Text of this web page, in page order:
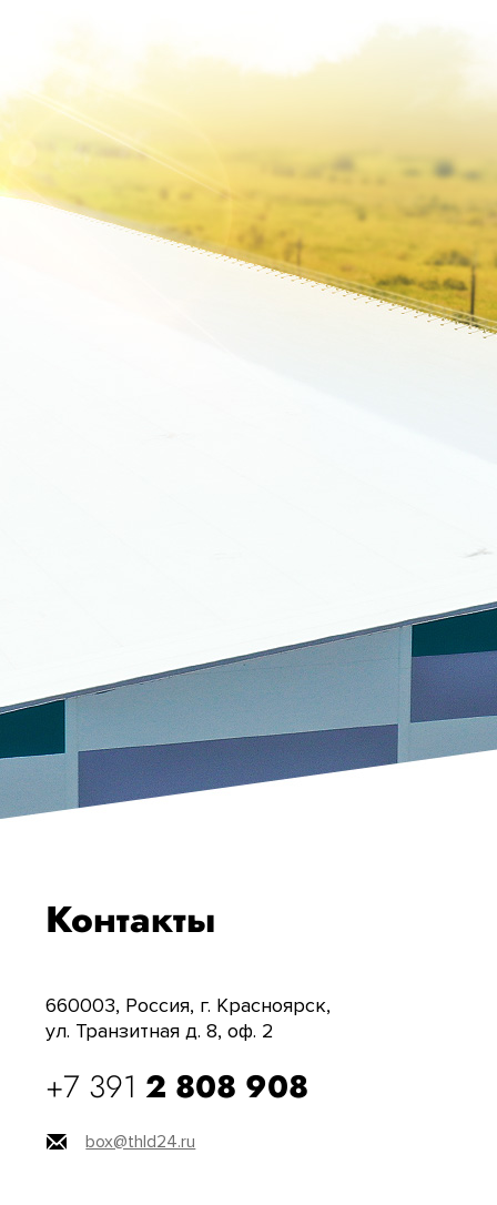
Контакты
660003, Россия, г. Красноярск,
ул. Транзитная д. 8, оф. 2
+7 3912 808 908
box@thld24.ru